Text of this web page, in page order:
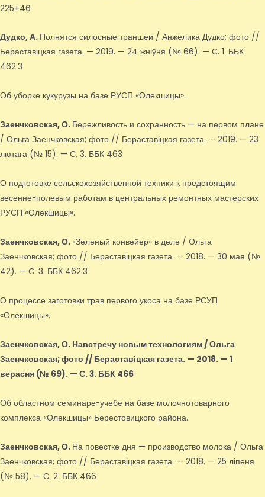
225+46
Дудко, А. Полнятся силосные траншеи / Анжелика Дудко; фото //
Бераставіцкая газета. — 2019. — 24 жніўня (№ 66). — С. 1. ББК
462.3
Об уборке кукурузы на базе РУСП «Олекшицы».
Заенчковская, О. Бережливость и сохранность — на первом плане
/ Ольга Заенчковская; фото // Бераставіцкая газета. — 2019. — 23
лютага (№ 15). — С. 3. ББК 463
О подготовке сельскохозяйственной техники к предстоящим
весенне-полевым работам в центральных ремонтных мастерских
РУСП «Олекшицы».
Заенчковская, О.«Зеленый конвейер» в деле / Ольга
Заенчковская; фото // Бераставіцкая газета. — 2018. — 30 мая (№
42). — С. 3. ББК 462.3
О процессе заготовки трав первого укоса на базе РСУП
«Олекшицы».
Заенчковская, О. Навстречу новым технологиям / Ольга
Заенчковская; фото // Бераставіцкая газета. — 2018. — 1
верасня (№ 69). — С. 3. ББК 466
Об областном семинаре-учебе на базе молочнотоварного
комплекса «Олекшицы» Берестовицкого района.
Заенчковская, О. На повестке дня — производство молока / Ольга
Заенчковская; фото // Бераставіцкая газета. — 2018. — 25 ліпеня
(№ 58). — С. 2. ББК 466